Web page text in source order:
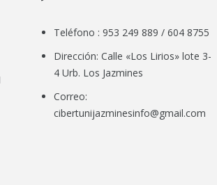
Teléfono : 953 249 889 / 604 8755
Dirección: Calle «Los Lirios» lote 3-
4 Urb. Los Jazmines
Correo: